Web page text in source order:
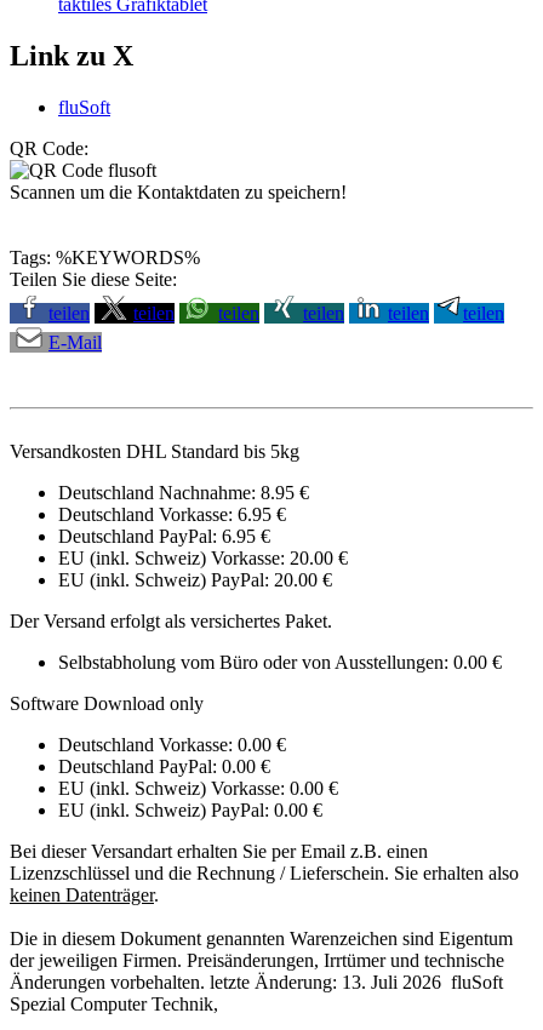
taktiles Grafiktablet
Link zu X
fluSoft
QR Code:
Scannen um die Kontaktdaten zu speichern!
Tags: %KEYWORDS%
Teilen Sie diese Seite:
teilen
teilen teilen teilen teilen
teilen
E-Mail
Versandkosten DHL Standard bis 5kg
Deutschland Nachnahme: 8.95 €
Deutschland Vorkasse: 6.95 €
Deutschland PayPal: 6.95 €
EU (inkl. Schweiz) Vorkasse: 20.00 €
EU (inkl. Schweiz) PayPal: 20.00 €
Der Versand erfolgt als versichertes Paket.
Selbstabholung vom Büro oder von Ausstellungen: 0.00 €
Software Download only
Deutschland Vorkasse: 0.00 €
Deutschland PayPal: 0.00 €
EU (inkl. Schweiz) Vorkasse: 0.00 €
EU (inkl. Schweiz) PayPal: 0.00 €
Bei dieser Versandart erhalten Sie per Email z.B. einen
Lizenzschlüssel und die Rechnung / Lieferschein. Sie erhalten also
keinen Datenträger.
Die in diesem Dokument genannten Warenzeichen sind Eigentum
der jeweiligen Firmen. Preisänderungen, Irrtümer und technische
Änderungen vorbehalten. letzte Änderung: 13. Juli 2026 fluSoft
Spezial Computer Technik,